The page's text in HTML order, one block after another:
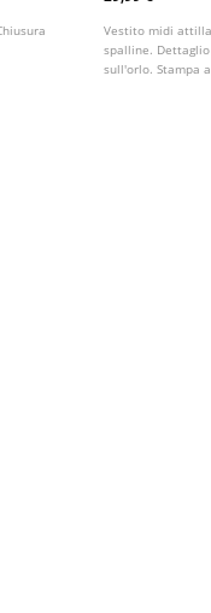
Vestito midi
spalline.
sull'orlo. Stampa a